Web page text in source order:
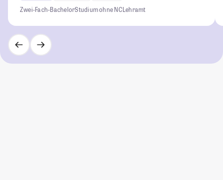
Zwei-Fach-BachelorStudium ohne NCLehramt